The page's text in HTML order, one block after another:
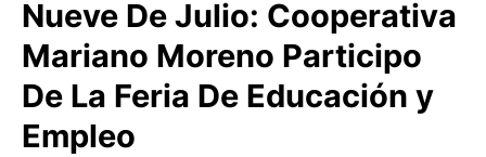
Nueve De Julio: Cooperativa
Mariano Moreno Participo
De La Feria De Educación y
Empleo